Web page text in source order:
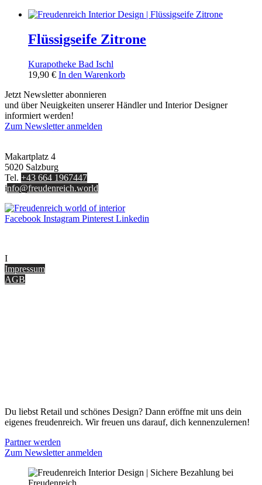
Flüssigseife Zitrone
Kurapotheke Bad Ischl
19,90 € In den Warenkorb
Jetzt Newsletter abonnieren
und über Neuigkeiten unserer Händler und Interior Designer
informiert werden!
Zum Newsletter anmelden
Makartplatz 4
5020 Salzburg
Tel. +43 664 1967447
info@freudenreich.world
Facebook Instagram Pinterest Linkedin
I
Impressum
AGB
Du liebst Retail und schönes Design? Dann eröffne mit uns dein
eigenes freudenreich. Wir freuen uns darauf, dich kennenzulernen!
Partner werden
Zum Newsletter anmelden